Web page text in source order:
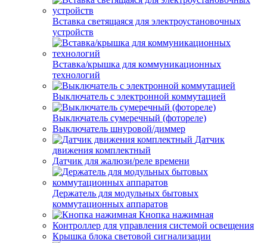
Вставка светящаяся для электроустановочных
устройств
Вставка/крышка для коммуникационных
технологий
Выключатель с электронной коммутацией
Выключатель сумеречный (фотореле)
Выключатель шнуровой/диммер
Датчик
движения комплектный
Датчик для жалюзи/реле времени
Держатель для модульных бытовых
коммутационных аппаратов
Кнопка нажимная
Контроллер для управления системой освещения
Крышка блока световой сигнализации